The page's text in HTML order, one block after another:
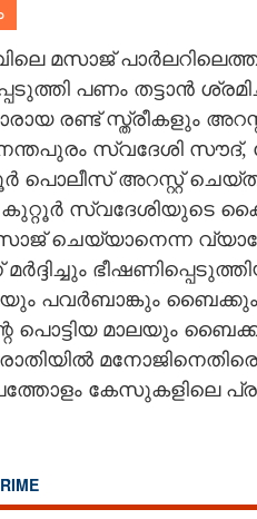
മസാജ്
പണം തട്ടാൻ
രണ്ട് സ്ത്രീകളും
സ്വദേശി സൗദ്,
പൊലീസ് അറസ്റ്റ്
കുറ്റൂർ
ചെയ്യാനെന്ന
പവർബാങ്കും ബൈക്കും
പൊട്ടിയ മാലയും
പരാതിയിൽ
കേസുകളിലെ